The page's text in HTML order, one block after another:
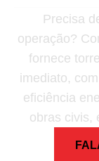
Precisa
operação?
fornece
imediato,
eficiência
obras civis,